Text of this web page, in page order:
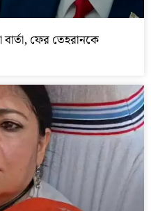
ফের তেহরানকে